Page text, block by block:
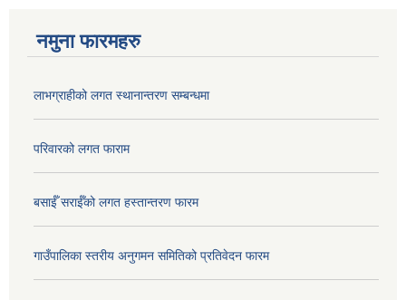
नमुना फारमहरु
लाभग्राहीको लगत स्थानान्तरण सम्बन्धमा
परिवारको लगत फाराम
बसाईँ सराईँको लगत हस्तान्तरण फारम
गाउँपालिका स्तरीय अनुगमन समितिको प्रतिवेदन फारम